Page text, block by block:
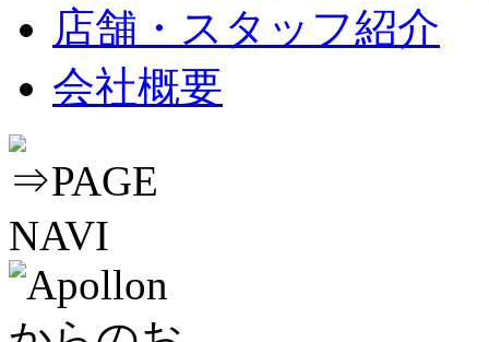
店舗・スタッフ紹介
会社概要